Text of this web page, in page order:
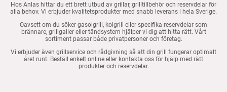
Hos Anlas hittar du ett brett utbud av grillar, grilltillbehör och reservdelar för
alla behov. Vi erbjuder kvalitetsprodukter med snabb leverans i hela Sverige.
Oavsett om du söker gasolgrill, kolgrill eller specifika reservdelar som
brännare, grillgaller eller tändsystem hjälper vi dig att hitta rätt. Vårt
sortiment passar både privatpersoner och företag.
Vi erbjuder även grillservice och rådgivning så att din grill fungerar optimalt
året runt. Beställ enkelt online eller kontakta oss för hjälp med rätt
produkter och reservdelar.